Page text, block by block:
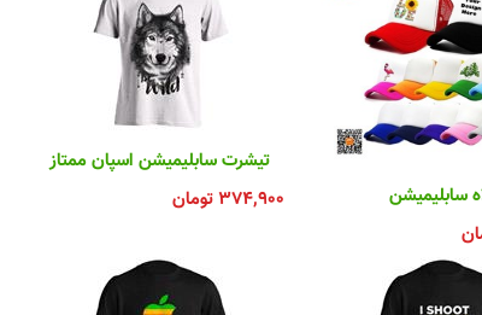
سابلیمیشن
تیشرت سابلیمیشن اسپان ممتاز
۳۷۴,۹۰۰تومان